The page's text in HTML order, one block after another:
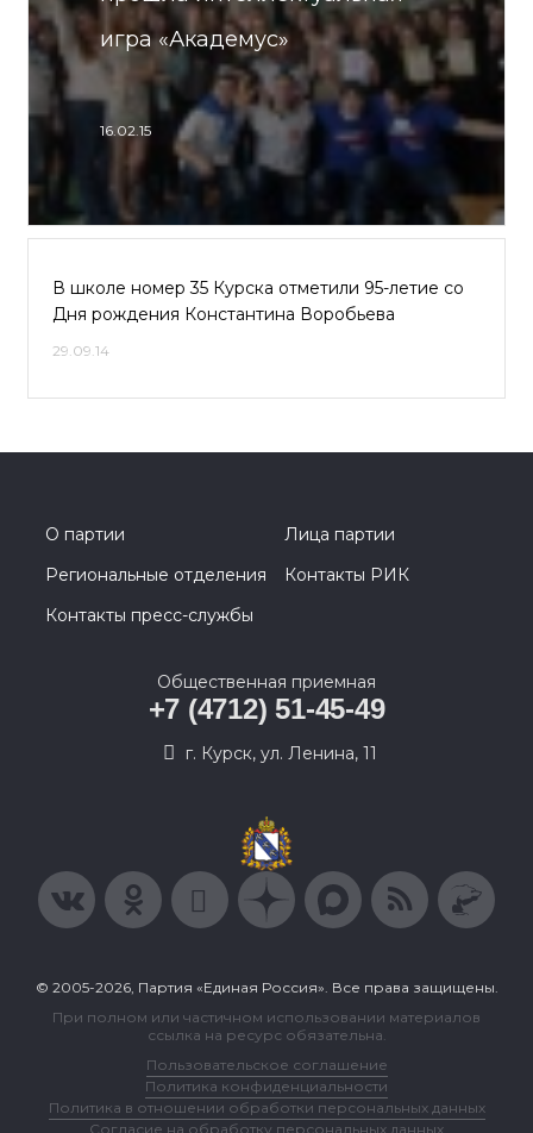
игра «Академус»
16.02.15
В школе номер 35 Курска отметили 95-летие со
Дня рождения Константина Воробьева
29.09.14
О партии
Лица партии
Региональные отделения
Контакты РИК
Контакты пресс-службы
Общественная приемная
+7 (4712) 51-45-49
г. Курск, ул. Ленина, 11
© 2005-2026, Партия «Единая Россия». Все права защищены.
При полном или частичном использовании материалов
ссылка на ресурс обязательна.
Пользовательское соглашение
Политика конфиденциальности
Политика в отношении обработки персональных данных
Согласие на обработку персональных данных